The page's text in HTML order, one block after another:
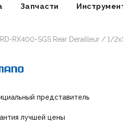
Запчасти
RX400-SGS Rear Derailleur / 1/
представитель
лучшей цены